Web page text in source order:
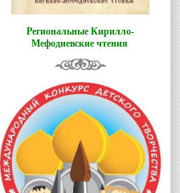
Региональные Кирилло-
Мефодиевские чтения